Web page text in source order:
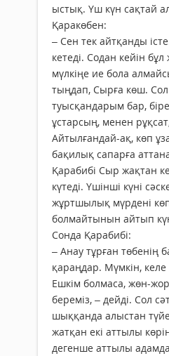
ыстық. Үш күн сақтай
Қаракөбен:
– Сен тек айтқанды
кетеді. Содан кейін
мүлкіңе ие бола
тыңдап, Сырға көш.
туысқандарым бар,
ұстарсың, менен
Айтылғандай-ақ, көп
бақилық сапарға
Қарабибі Сыр жақтан
күтеді. Үшінші күні
жұртшылық мүрдені
болмайтынын айтып
Сонда Қарабибі:
– Анау тұрған төбенің
қараңдар. Мүмкін,
Ешкім болмаса, жөн-
береміз, – дейді. Сол
шыққанда алыстан
жатқан екі аттылы
дегенше аттылы